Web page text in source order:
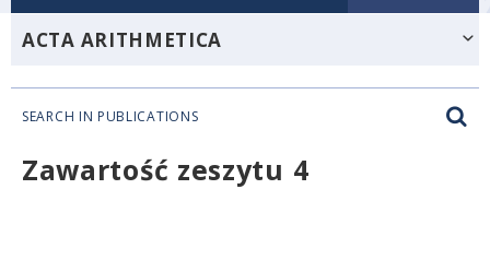
ACTA ARITHMETICA
SEARCH IN PUBLICATIONS
Zawartość zeszytu 4